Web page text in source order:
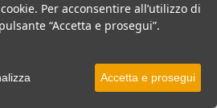
VEDI SU MAPPAPer acconsentire all’utilizzo di
“Accetta e prosegui”.
Accetta e prosegui